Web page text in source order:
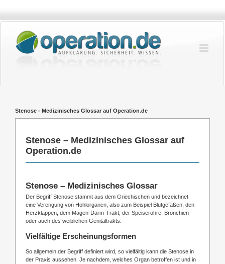
springen
Stenose - Medizinisches Glossar auf Operation.de
Stenose – Medizinisches Glossar auf
Operation.de
Stenose – Medizinisches Glossar
Der Begriff Stenose stammt aus dem Griechischen und bezeichnet
eine Verengung von Hohlorganen, also zum Beispiel Blutgefäßen, den
Herzklappen, dem Magen-Darm-Trakt, der Speiseröhre, Bronchien
oder auch des weiblichen Genitaltrakts.
Vielfältige Erscheinungsformen
So allgemein der Begriff definiert wird, so vielfältig kann die Stenose in
der Praxis aussehen. Je nachdem, welches Organ betroffen ist und in